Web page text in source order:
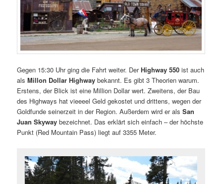
Gegen 15:30 Uhr ging die Fahrt weiter. DerHighway 550 ist auch
alsMillon Dollar Highway bekannt. Es gibt 3 Theorien warum.
Erstens, der Blick ist eine Million Dollar wert. Zweitens, der Bau
des Highways hat vieeeel Geld gekostet und drittens, wegen der
Goldfunde seinerzeit in der Region. Außerdem wird er alsSan
Juan Skywaybezeichnet. Das erklärt sich einfach – der höchste
Punkt (Red Mountain Pass) liegt auf 3355 Meter.